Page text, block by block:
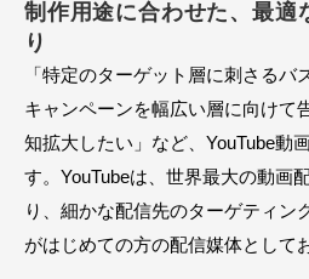
制作用途に合わせた、最適
り
「特定のターゲット層に刺さる
キャンペーンを幅広い層に向けて
知拡大したい」など、YouTube動
す。YouTubeは、世界最大の動画
り、細かな配信先のターゲティン
がはじめての方の配信媒体として